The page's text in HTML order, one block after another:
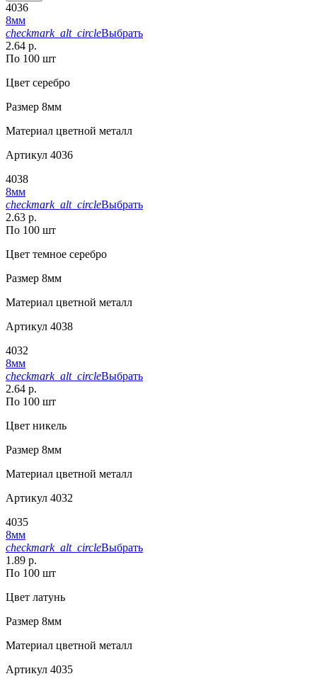
4036
8мм
checkmark_alt_circleВыбрать
2.64 р.
По 100 шт
Цвет серебро
Размер 8мм
Материал цветной металл
Артикул 4036
4038
8мм
checkmark_alt_circleВыбрать
2.63 р.
По 100 шт
Цвет темное серебро
Размер 8мм
Материал цветной металл
Артикул 4038
4032
8мм
checkmark_alt_circleВыбрать
2.64 р.
По 100 шт
Цвет никель
Размер 8мм
Материал цветной металл
Артикул 4032
4035
8мм
checkmark_alt_circleВыбрать
1.89 р.
По 100 шт
Цвет латунь
Размер 8мм
Материал цветной металл
Артикул 4035